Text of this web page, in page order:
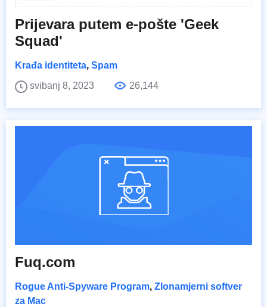
Prijevara putem e-pošte 'Geek
Squad'
Krađa identiteta, Spam
svibanj 8, 2023
26,144
Fuq.com
Rogue Anti-Spyware Program, Zlonamjerni softver
za Mac